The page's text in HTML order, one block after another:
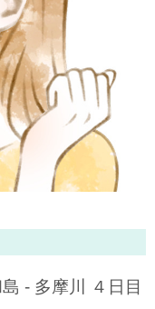
- 多摩川 ４日目